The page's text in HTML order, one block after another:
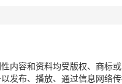
内容和资料均受版权、商标
发布、播放、通过信息网络传